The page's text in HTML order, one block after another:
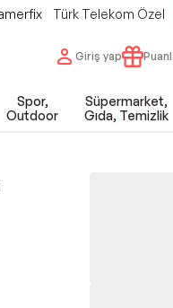
Türk Telekom Özel
Giriş yap
Spor,
Outdoor
Süpermarket,
Gıda, Temizlik